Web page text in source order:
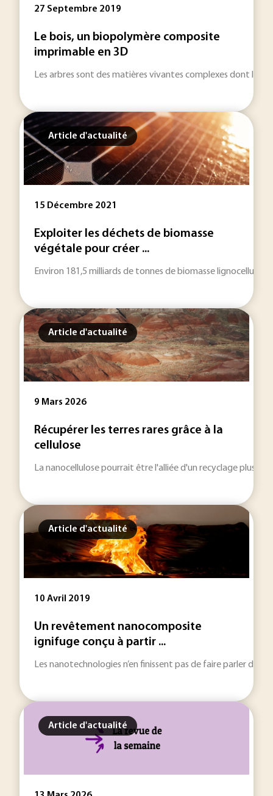
27 Septembre 2019
Le bois, un biopolymère composite
imprimable en 3D
Les arbres sont des matières vivantes complexes dont la
Article d'actualité
15 Décembre 2021
Exploiter les déchets de biomasse
végétale pour créer ...
Environ 181,5 milliards de tonnes de biomasse
Article d'actualité
9 Mars 2026
Récupérer les terres rares grâce à la
cellulose
La nanocellulose pourrait être l'alliée d'un recyclage plus
Article d'actualité
10 Avril 2019
Un revêtement nanocomposite
ignifuge conçu à partir ...
Les nanotechnologies n’en finissent pas de faire parler
Article d'actualité